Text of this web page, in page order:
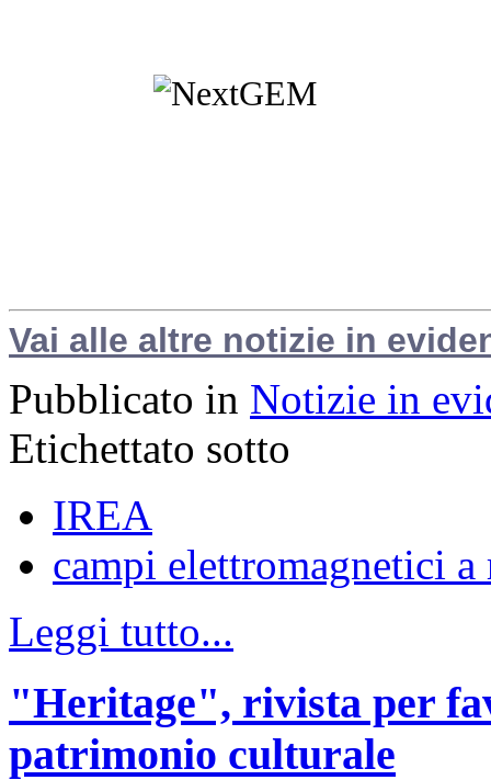
Vai alle altre notizie in
Pubblicato in Notizie in
Etichettato sotto
IREA
campi elettromagnetici a
Leggi tutto...
"Heritage", rivista per
patrimonio culturale